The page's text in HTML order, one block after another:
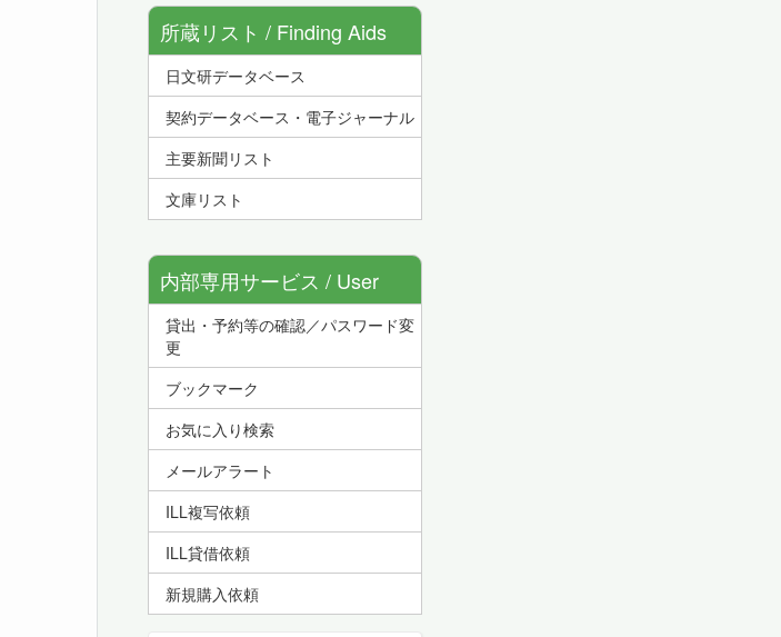
所蔵リスト / Finding Aids
日文研データベース
契約データベース・電子ジャーナル
主要新聞リスト
文庫リスト
内部専用サービス / User
Service
貸出・予約等の確認／パスワード変
更
ブックマーク
お気に入り検索
メールアラート
ILL複写依頼
ILL貸借依頼
新規購入依頼